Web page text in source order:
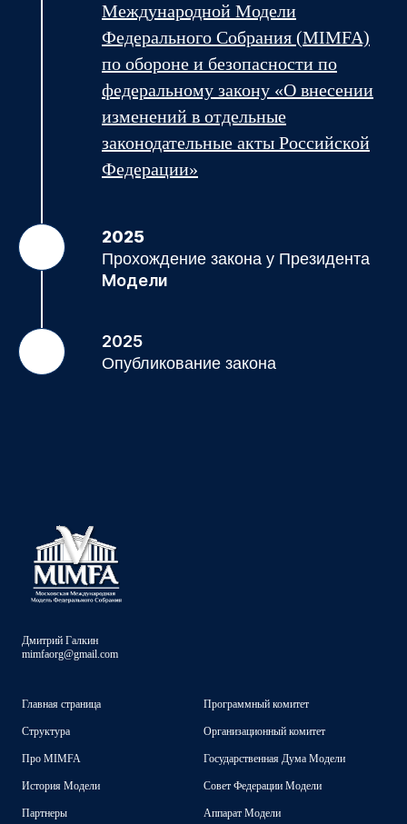
Международной Модели
Федерального Собрания (MIMFA)
по обороне и безопасности по
федеральному закону «О внесении
изменений в отдельные
законодательные акты Российской
Федерации»
2025
Прохождение закона у Президента
Модели
2025
Опубликование закона
Дмитрий Галкин
mimfaorg@gmail.com
Главная страница
Структура
Про MIMFA
История Модели
Партнеры
Программный комитет
Организационный комитет
Государственная Дума Модели
Совет Федерации Модели
Аппарат Модели